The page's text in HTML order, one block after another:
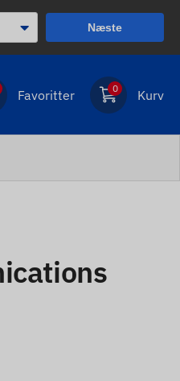
Næste
Favoritter 0 Kurv